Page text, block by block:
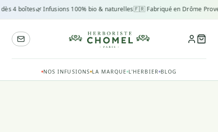
4 boîtes🌿 Infusions 100% bio & naturelles🇫🇷 Fabriqué en Drôme
NOS INFUSIONS LA MARQUE L'HERBIER BLOG